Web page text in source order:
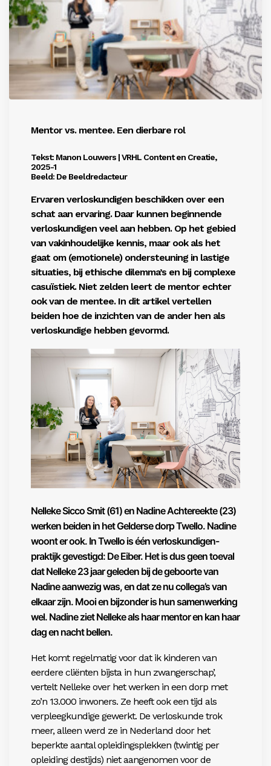
Mentor vs. mentee. Een dierbare rol
Tekst: Manon Louwers | VRHL Content en Creatie,
2025-1
Beeld: De Beeldredacteur
Ervaren verloskundigen beschikken over een
schat aan ervaring. Daar kunnen beginnende
verloskundigen veel aan hebben. Op het gebied
van vakinhoudelijke kennis, maar ook als het
gaat om (emotionele) ondersteuning in lastige
situaties, bij ethische dilemma’s en bij complexe
casuïstiek. Niet zelden leert de mentor echter
ook van de mentee. In dit artikel vertellen
beiden hoe de inzichten van de ander hen als
verloskundige hebben gevormd.
Nelleke Sicco Smit (61) en Nadine Achtereekte (23)
werken beiden in het Gelderse dorp Twello. Nadine
woont er ook. In Twello is één verloskundigen-
praktijk gevestigd: De Eiber. Het is dus geen toeval
dat Nelleke 23 jaar geleden bij de geboorte van
Nadine aanwezig was, en dat ze nu collega’s van
elkaar zijn. Mooi en bijzonder is hun samenwerking
wel. Nadine ziet Nelleke als haar mentor en kan haar
dag en nacht bellen.
Het komt regelmatig voor dat ik kinderen van
eerdere cliënten bijsta in hun zwangerschap’,
vertelt Nelleke over het werken in een dorp met
zo’n 13.000 inwoners. Ze heeft ook een tijd als
verpleegkundige gewerkt. De verloskunde trok
meer, alleen werd ze in Nederland door het
beperkte aantal opleidingsplekken (twintig per
opleiding destijds) niet aangenomen voor de